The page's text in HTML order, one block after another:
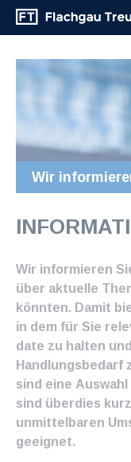
Wir
Wir informieren
über aktuelle
könnten. Damit
in dem für Sie
date zu halten
Handlungsbedarf
sind eine
sind überdies
unmittelbaren
geeignet.